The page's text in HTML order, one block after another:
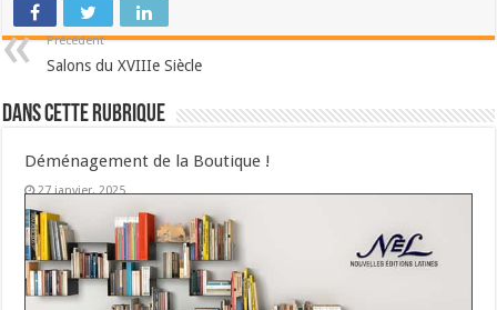
Précédent
Salons du XVIIIe Siècle
Dans cette Rubrique
Déménagement de la Boutique !
27 janvier, 2025